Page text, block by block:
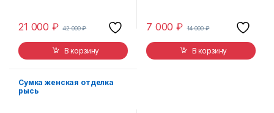
21 000₽ 42 000₽
В корзину
7 000₽ 14 000₽
В корзину
Сумка женская отделка
рысь